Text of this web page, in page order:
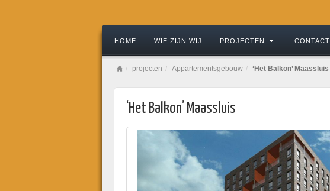
HOME WIE ZIJN WIJ PROJECTEN CONTACT
projecten Appartementsgebouw ‘Het Balkon’ Maassluis
‘Het Balkon’ Maassluis